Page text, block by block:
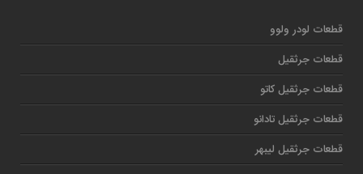
قطعات لودر ولوو
قطعات جرثقیل
قطعات جرثقیل کاتو
قطعات جرثقیل تادانو
قطعات جرثقیل لیبهر